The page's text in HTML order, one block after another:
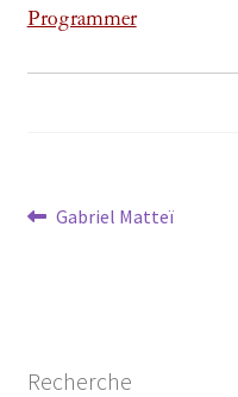
Programmer
Navigation
Article
Gabriel Matteï
Recherche